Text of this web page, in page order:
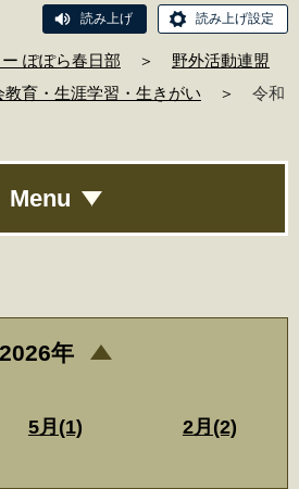
読み上げ 読み上げ設定
ぽぽら春日部 ＞
野外活動連盟
教育・生涯学習・生きがい ＞
令和
Menu
2026年
5月(1) 2月(2)